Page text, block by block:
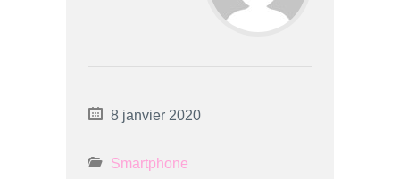
8 janvier 2020
Smartphone